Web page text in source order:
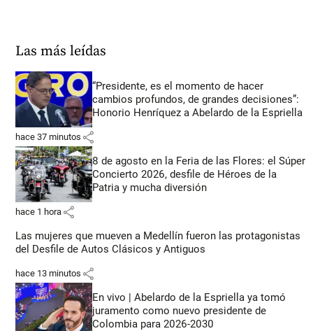
Las más leídas
“Presidente, es el momento de hacer
cambios profundos, de grandes decisiones”:
Honorio Henríquez a Abelardo de la Espriella
hace 37 minutos share
8 de agosto en la Feria de las Flores: el Súper
Concierto 2026, desfile de Héroes de la
Patria y mucha diversión
hace 1 hora share
Las mujeres que mueven a Medellín fueron las protagonistas
del Desfile de Autos Clásicos y Antiguos
hace 13 minutos share
En vivo | Abelardo de la Espriella ya tomó
juramento como nuevo presidente de
Colombia para 2026-2030